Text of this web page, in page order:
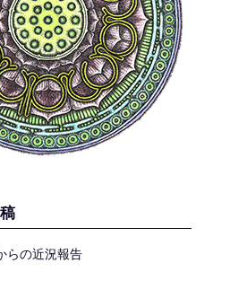
らの近況報告